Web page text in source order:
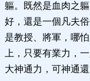
軀。既然是血肉之
好，還是一個凡夫
是教授、將軍，哪
上，只要有業力，
大神通力，可神通還